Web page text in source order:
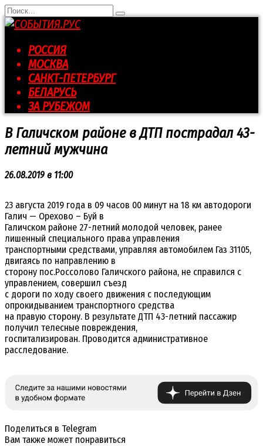
Перейти
к
контенту
Search
for:
РОССИЯ
МОСКВА
САНКТ-ПЕТЕРБУРГ
БЕЛАРУСЬ
ЗА РУБЕЖОМ
В Галичском районе в ДТП пострадал 43-
летний мужчина
26.08.2019 в 11:00
23 августа 2019 года в 09 часов 00 минут на 18 км автодороги
Галич — Орехово – Буй в
Галичском районе 27-летний молодой человек, ранее
лишенный специального права управления
транспортными средствами, управляя автомобилем Газ 31105,
двигаясь по направлению в
сторону пос.Россолово Галичского района, не справился с
управлением, совершил съезд
с дороги по ходу своего движения с последующим
опрокидыванием транспортного средства
на правую сторону. В результате ДТП 43-летний пассажир
получил телесные повреждения,
госпитализирован. Проводится административное
расследование.
Поделиться в Telegram
Вам также может понравиться